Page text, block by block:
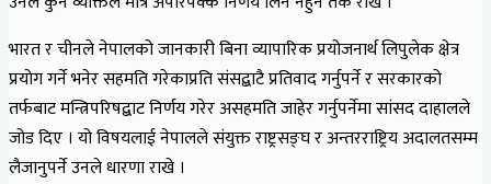
भारत र चीनले नेपालको जानकारी बिना व्यापारिक प्रयोजनार्थ लिपुलेक क्षेत्र
प्रयोग गर्ने भनेर सहमति गरेकाप्रति संसद्बाटै प्रतिवाद गर्नुपर्ने र सरकारको
तर्फबाट मन्त्रिपरिषद्बाट निर्णय गरेर असहमति जाहेर गर्नुपर्नेमा सांसद दाहालले
जोड दिए । यो विषयलाई नेपालले संयुक्त राष्ट्रसङ्घ र अन्तरराष्ट्रिय अदालतसम्म
लैजानुपर्ने उनले धारणा राखे ।